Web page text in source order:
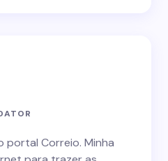
portal Correio. Minha